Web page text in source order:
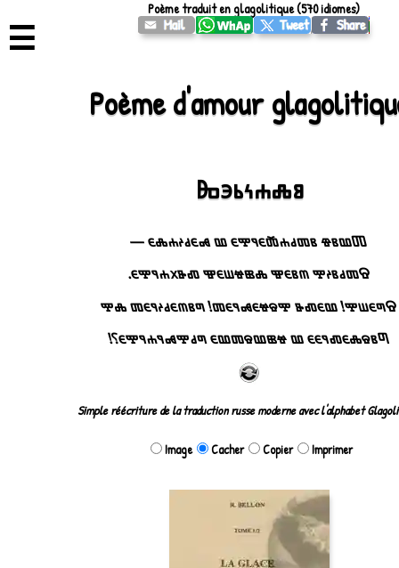
☰
Poème d'amour
Ⰸⰵⱃⰽⰰⰾⱁ
Ⱅⰲⱁⱖ ⱁⱅⱃⰰⰶⰵⱀⰹⰵ ⰲ ⰸⰵⱃⰽⰰⰾⰵ —
Ⱄⱅⱃⱁⰽⰹ ⰿⱁⰵⰺ ⰾⱆⱍⱎⰵⰺ ⰴⱐхⰰⱀⰹⰵ.
Ⱄⱂⰵⱎⰹ! ⰲⰵⰴⱐ ⰹⱄⱍⰵⰸⱀⰵⱅ! ⱂⱁⰿⰵⱃⰽⱀⰵⱅ ⰾⰹ
Ⱂⱁⱄⰾⰵⰴⱀⰵⰵ ⰲ ⱍⱆⰲⱄⱅⰲⰵ ⱂⱃⰹⰸⱀⰰⱀⰹⰵ?!
Simple réécriture de la traduction russe moderne avec l'alphabet
Image Cacher Copier Imprimer
Poème traduit en glagolitique (570 idiomes)